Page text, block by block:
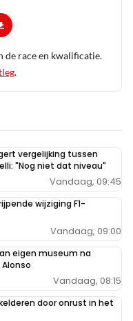
de race en kwalificatie.
.
vergelijking tussen
"Nog niet dat niveau"
Vandaag, 09:45
wijziging F1-
Vandaag, 09:00
eigen museum na
Vandaag, 08:15
door onrust in het